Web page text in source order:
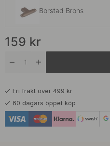
Borstad Brons
Borstad Svart
Mörk Borstad Mässing
159 kr
Fri frakt över 499 kr
60 dagars öppet köp